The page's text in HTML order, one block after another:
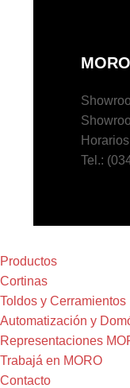
Tel.:
Productos
Cortinas
Toldos y Cerramientos
Automatización y
Representaciones
Trabajá en MORO
Contacto